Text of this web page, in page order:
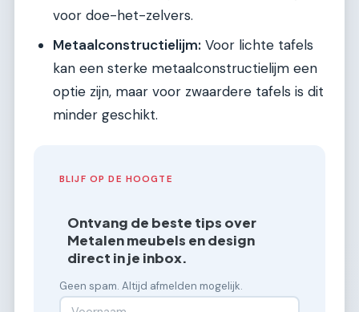
voor doe-het-zelvers.
Metaalconstructielijm: Voor lichte tafels
kan een sterke metaalconstructielijm een
optie zijn, maar voor zwaardere tafels is dit
minder geschikt.
BLIJF OP DE HOOGTE
Ontvang de beste tips over
Metalen meubels en design
direct in je inbox.
Geen spam. Altijd afmelden mogelijk.